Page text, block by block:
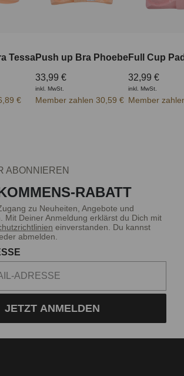
Tessa
€
Push up Bra Phoebe
33,99 €
inkl. MwSt.
Member zahlen 30,59 €
32,99 €
inkl. MwSt.
Member
ABONNIEREN
RABATT
zu Neuheiten, Angebote und
Mit Deiner Anmeldung erklärst du Dich mit
einverstanden. Du kannst
abmelden.
JETZT ANMELDEN